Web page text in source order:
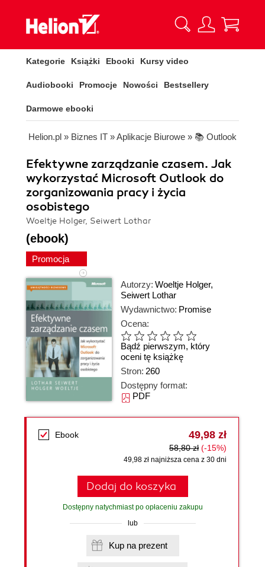
Kategorie Książki Ebooki Kursy video
Audiobooki Promocje Nowości Bestsellery
Darmowe ebooki
Helion.pl » Biznes IT »Aplikacje Biurowe » 📚 Outlook
Efektywne zarządzanie czasem. Jak
wykorzystać Microsoft Outlook do
zorganizowania pracy i życia
osobistego
Woeltje Holger, Seiwert Lothar
(ebook)
Promocja
Autorzy: Woeltje Holger,
Seiwert Lothar
Wydawnictwo: Promise
Ocena:
Bądź pierwszym, który
oceni tę książkę
Stron: 260
Dostępny format:
PDF
Ebook 49,98 zł
58,80 zł (-15%)
49,98 zł najniższa cena z 30 dni
Dodaj do koszyka
Dostępny natychmiast po opłaceniu zakupu
lub
Kup na prezent